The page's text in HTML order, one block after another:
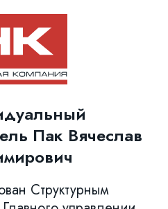
Пак Вячеслав
Структурным